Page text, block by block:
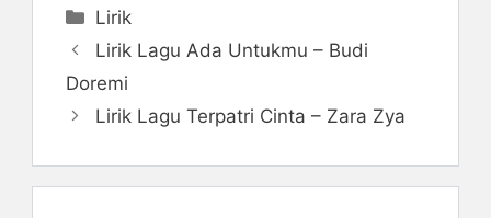
Categories
Lirik
Lirik Lagu Ada Untukmu – Budi
Doremi
Lirik Lagu Terpatri Cinta – Zara Zya